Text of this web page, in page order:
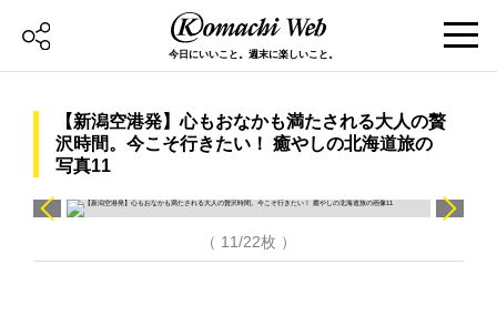
今日にいいこと。週末に楽しいこと。
【新潟空港発】心もおなかも満たされる大人の贅
沢時間。今こそ行きたい！ 癒やしの北海道旅の
写真11
（ 11/22枚 ）